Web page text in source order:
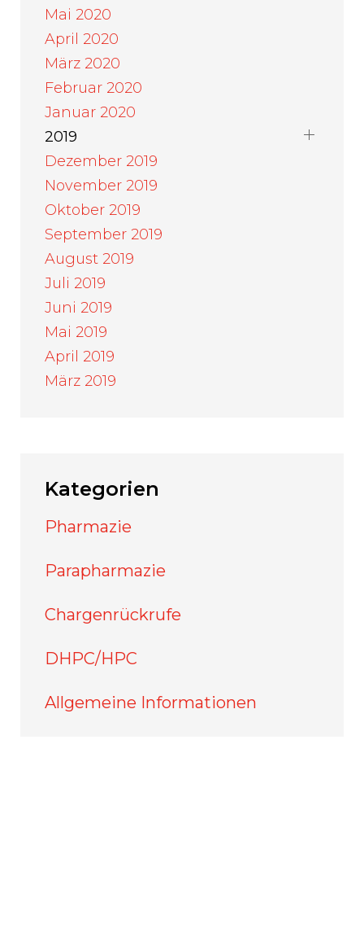
Mai 2020
April 2020
März 2020
Februar 2020
Januar 2020
2019
Dezember 2019
November 2019
Oktober 2019
September 2019
August 2019
Juli 2019
Juni 2019
Mai 2019
April 2019
März 2019
Kategorien
Pharmazie
Parapharmazie
Chargenrückrufe
DHPC/HPC
Allgemeine Informationen